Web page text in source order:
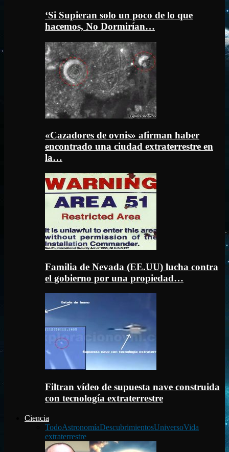
‘Si Supieran solo un poco de lo que
hacemos, No Dormirían…
«Cazadores de ovnis» afirman haber
encontrado una ciudad extraterrestre en
la…
Familia de Nevada (EE.UU) lucha contra
el gobierno por una propiedad…
Filtran vídeo de supuesta nave construida
con tecnología extraterrestre
Ciencia
TodoAstronomíaDescubrimientosUniversoVida
extraterrestre